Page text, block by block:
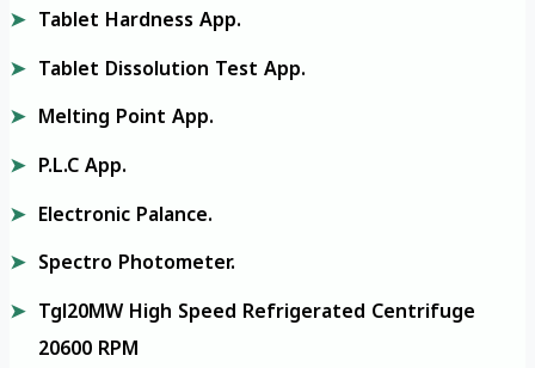
Tablet Hardness App.
Tablet Dissolution Test App.
Melting Point App.
P.L.C App.
Electronic Palance.
Spectro Photometer.
Tgl20MW High Speed Refrigerated Centrifuge
20600 RPM